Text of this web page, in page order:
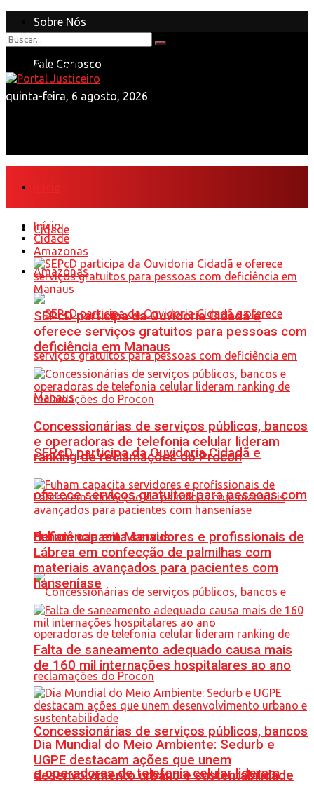
Sobre Nós
Anuncie
Fale Conosco
quinta-feira, 6 agosto, 2026
View All Result
Cidade
Amazonas
SEPcD participa da Ouvidoria Cidadã e
oferece serviços gratuitos para pessoas com
deficiência em Manaus
Concessionárias de serviços públicos, bancos
e operadoras de telefonia celular lideram
Início
Cidade
Amazonas
SEPcD participa da Ouvidoria Cidadã e
oferece serviços gratuitos para pessoas com
deficiência em Manaus
Concessionárias de serviços públicos, bancos
e operadoras de telefonia celular lideram
ranking de reclamações do Procon
Fuham capacita servidores e profissionais de
Lábrea em confecção de palmilhas com
materiais avançados para pacientes com
hanseníase
Falta de saneamento adequado causa mais
de 160 mil internações hospitalares ao ano
Dia Mundial do Meio Ambiente: Sedurb e
UGPE destacam ações que unem
desenvolvimento urbano e sustentabilidade